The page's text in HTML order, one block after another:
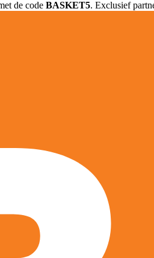
de code BASKET5. Exclusief